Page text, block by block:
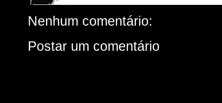
Nenhum comentário:
Postar um comentário